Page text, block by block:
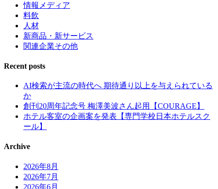
情報メディア
料飲
人材
新商品・新サービス
関連企業その他
Recent posts
AI検索が主流の時代へ 期待通り以上を与えられている
か
創刊20周年記念号 梅澤美波さん起用【COURAGE】
ホテル客室の企画案を発表【専門学校日本ホテルスク
ール】
Archive
2026年8月
2026年7月
2026年6月